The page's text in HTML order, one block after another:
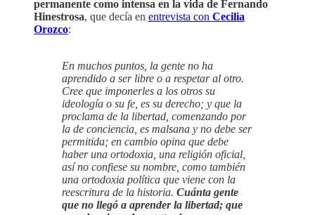
permanente como intensa en la vida de Fernando
Hinestrosa, que decía en entrevista con Cecilia
Orozco:
En muchos puntos, la gente no ha
aprendido a ser libre o a respetar al otro.
Cree que imponerles a los otros su
ideología o su fe, es su derecho; y que la
proclama de la libertad, comenzando por
la de conciencia, es malsana y no debe ser
permitida; en cambio opina que debe
haber una ortodoxia, una religión oficial,
así no confiese su nombre, como también
una ortodoxia política que viene con la
reescritura de la historia. Cuánta gente
que no llegó a aprender la libertad; que